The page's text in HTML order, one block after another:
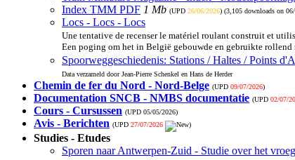
Index TMM PDF 1 Mb (UPD 26/06/2026) (3,105 downloads on
Locs - Locs - Locs
Une tentative de recenser le matériel roulant construit et
Een poging om het in België gebouwde en gebruikte
Spoorweggeschiedenis: Stations / Haltes / Points
Data verzameld door Jean-Pierre Schenkel en Hans de Herder
Chemin de fer du Nord - Nord-Belge (UPD 09/07/2026)
Documentation SNCB - NMBS documentatie (UPD 02/07/
Cours - Cursussen (UPD 05/05/2026)
Avis - Berichten (UPD 27/07/2026 )
Studies - Etudes
Sporen naar Antwerpen-Zuid - Studie over het